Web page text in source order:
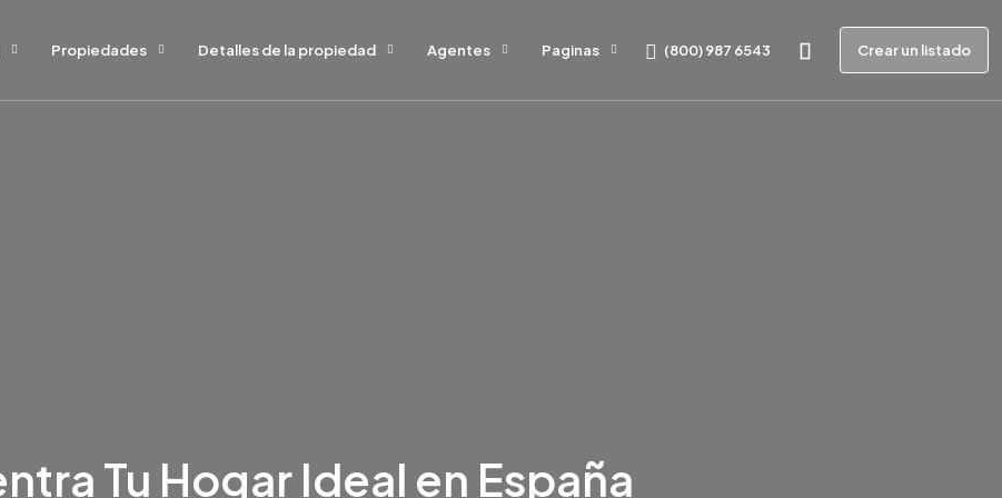
Propiedades Detalles de la propiedad Agentes Paginas (800) 987 6543 Crear un listado
Tu Hogar Ideal en España